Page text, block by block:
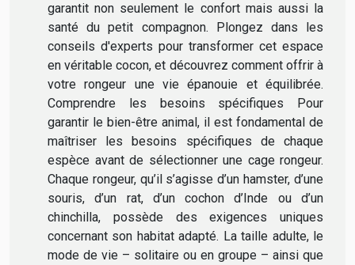
garantit non seulement le confort mais aussi la
santé du petit compagnon. Plongez dans les
conseils d'experts pour transformer cet espace
en véritable cocon, et découvrez comment offrir à
votre rongeur une vie épanouie et équilibrée.
Comprendre les besoins spécifiques Pour
garantir le bien-être animal, il est fondamental de
maîtriser les besoins spécifiques de chaque
espèce avant de sélectionner une cage rongeur.
Chaque rongeur, qu’il s’agisse d’un hamster, d’une
souris, d’un rat, d’un cochon d’Inde ou d’un
chinchilla, possède des exigences uniques
concernant son habitat adapté. La taille adulte, le
mode de vie – solitaire ou en groupe – ainsi que